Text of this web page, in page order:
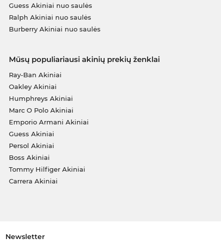
Guess Akiniai nuo saulės
Ralph Akiniai nuo saulės
Burberry Akiniai nuo saulės
Mūsų populiariausi akinių prekių ženklai
Ray-Ban Akiniai
Oakley Akiniai
Humphreys Akiniai
Marc O Polo Akiniai
Emporio Armani Akiniai
Guess Akiniai
Persol Akiniai
Boss Akiniai
Tommy Hilfiger Akiniai
Carrera Akiniai
Newsletter